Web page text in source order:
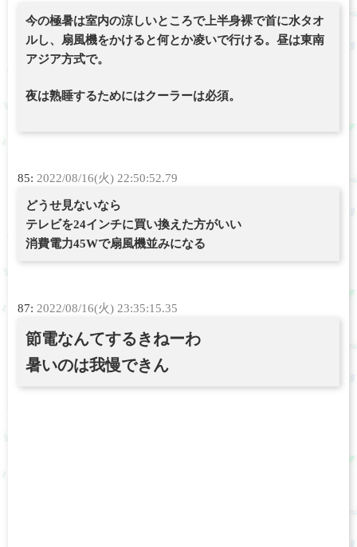
今の極暑は室内の涼しいところで上半身裸で首に水タオ
ルし、扇風機をかけると何とか凌いで行ける。昼は東南
アジア方式で。
夜は熟睡するためにはクーラーは必須。
85: 2022/08/16(火) 22:50:52.79
どうせ見ないなら
テレビを24インチに買い換えた方がいい
消費電力45Wで扇風機並みになる
87: 2022/08/16(火) 23:35:15.35
節電なんてするきねーわ
暑いのは我慢できん